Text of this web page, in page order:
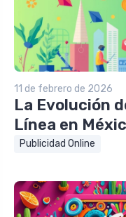
11 de febrero de 2026
La Evolución
Línea en
Publicidad Online